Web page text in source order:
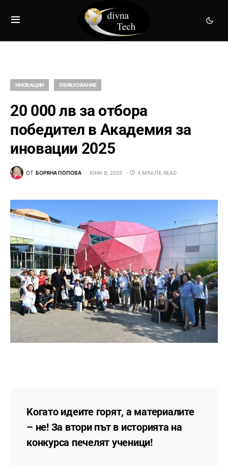
ИНОВАЦИИ ОБРАЗОВАНИЕ
20 000 лв за отбора
победител в Академия за
иновации 2025
ОТ БОРЯНА ПОПОВА ЮНИ 9, 2025 4 MINUTE READ
Kогато идеите горят, а материалите
– не! За втори път в историята на
конкурса печелят ученици!